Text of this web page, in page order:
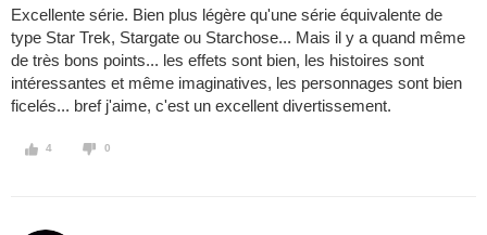
Excellente série. Bien plus légère qu'une série équivalente de
type Star Trek, Stargate ou Starchose... Mais il y a quand même
de très bons points... les effets sont bien, les histoires sont
intéressantes et même imaginatives, les personnages sont bien
ficelés... bref j'aime, c'est un excellent divertissement.
4 0